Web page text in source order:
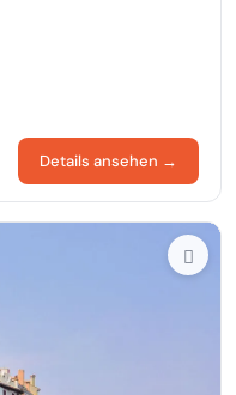
Details ansehen →